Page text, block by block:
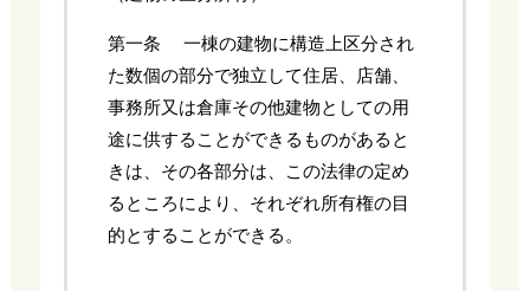
第一条 一棟の建物に構造上区分され
た数個の部分で独立して住居、店舗、
事務所又は倉庫その他建物としての用
途に供することができるものがあると
きは、その各部分は、この法律の定め
るところにより、それぞれ所有権の目
的とすることができる。